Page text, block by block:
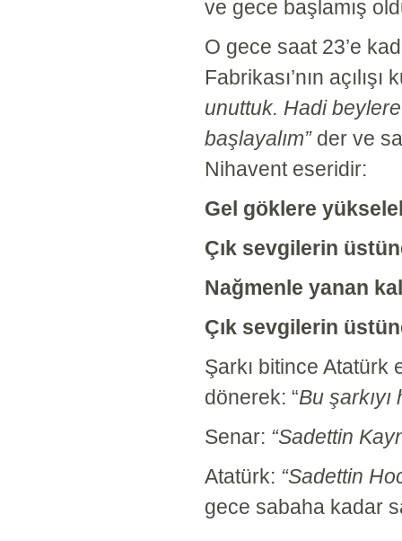
ve gece başlamış
O gece saat 23’e
Fabrikası’nın
unuttuk. Hadi
başlayalım”der ve
Nihavent eseridir:
Gel göklere
Çık sevgilerin
Nağmenle yanan
Çık sevgilerin
Şarkı bitince Atatürk
dönerek: “Bu
Senar: “Sadettin
Atatürk: “Sadettin
gece sabaha kadar